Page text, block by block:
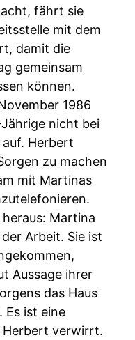
fährt sie
mit dem
damit die
gemeinsam
können.
1986
nicht bei
Herbert
zu machen
mit Martinas
Martina
Arbeit. Sie ist
Aussage ihrer
das Haus
Es ist eine
Herbert verwirrt.